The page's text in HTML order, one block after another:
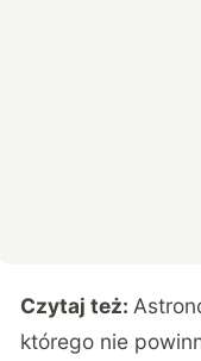
Czytaj też:
którego nie